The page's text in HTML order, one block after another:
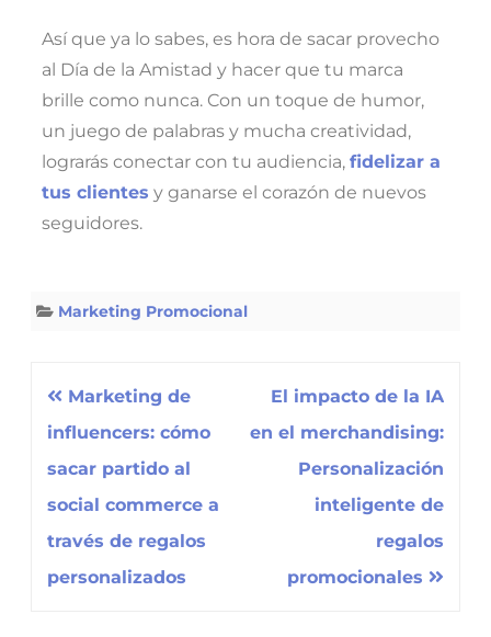
Así que ya lo sabes, es hora de sacar provecho
al Día de la Amistad y hacer que tu marca
brille como nunca. Con un toque de humor,
un juego de palabras y mucha creatividad,
lograrás conectar con tu audiencia, fidelizar a
tus clientes y ganarse el corazón de nuevos
seguidores.
Marketing Promocional
Marketing de
influencers: cómo
sacar partido al
social commerce a
través de regalos
personalizados
El impacto de la IA
en el merchandising:
Personalización
inteligente de
regalos
promocionales